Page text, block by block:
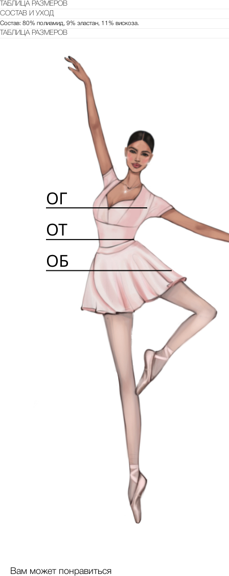
ТАБЛИЦА РАЗМЕРОВ
СОСТАВ И УХОД
Состав: 80% полиамид, 9% эластан, 11% вискоза.
ТАБЛИЦА РАЗМЕРОВ
Вам может понравиться